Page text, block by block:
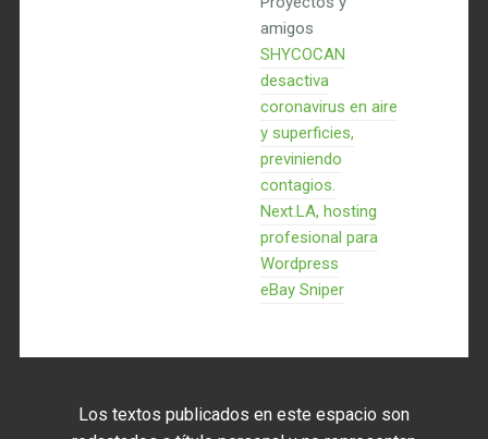
amigos
SHYCOCAN
desactiva
coronavirus en aire
y superficies,
previniendo
contagios.
Next.LA, hosting
profesional para
Wordpress
eBay Sniper
Los textos publicados en este espacio son